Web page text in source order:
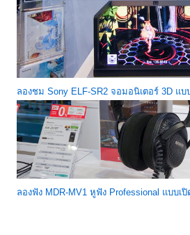
ลองชม Sony ELF-SR2 จอมอนิเตอร์ 3D แบ
ลองฟัง MDR-MV1 หูฟัง Professional แบบเ